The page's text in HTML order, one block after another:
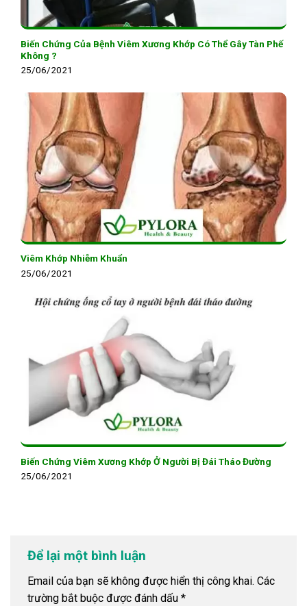
Biến Chứng Của Bệnh Viêm Xương Khớp Có Thể Gây Tàn Phế
Không ?
25/06/2021
Viêm Khớp Nhiễm Khuẩn
25/06/2021
Biến Chứng Viêm Xương Khớp Ở Người Bị Đái Tháo Đường
25/06/2021
Để lại một bình luận
Email của bạn sẽ không được hiển thị công khai. Các
trường bắt buộc được đánh dấu *